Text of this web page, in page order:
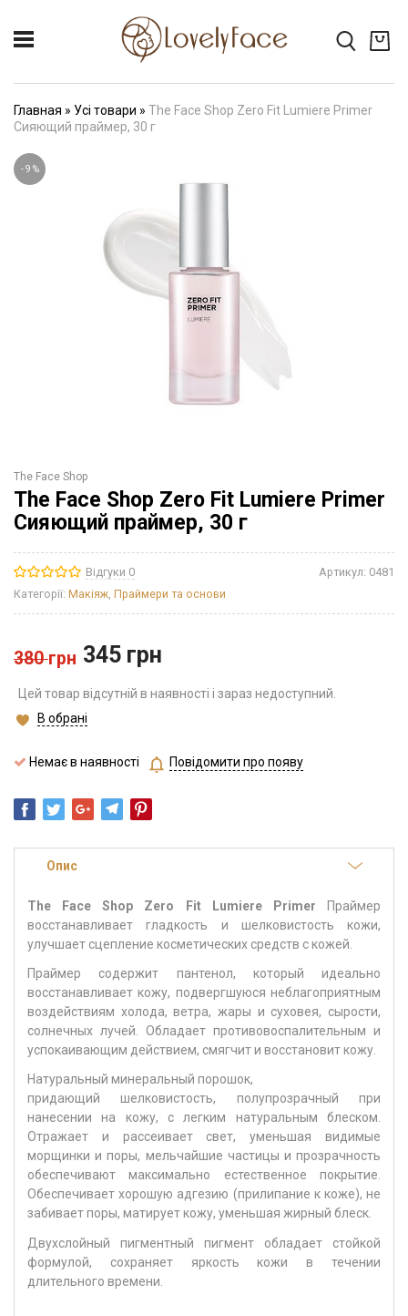
Главная » Усі товари » The Face Shop Zero Fit Lumiere Primer
Сияющий праймер, 30 г
-9 %
The Face Shop
The Face Shop Zero Fit Lumiere Primer
Сияющий праймер, 30 г
Відгуки 0 Артикул: 0481
Категорії: Макіяж, Праймери та основи
380грн 345 грн
Цей товар відсутній в наявності і зараз недоступний.
В обрані
Немає в наявності Повідомити про появу
Опис
The Face Shop Zero Fit Lumiere Primer
Праймер
восстанавливает гладкость и шелковистость кожи,
улучшает сцепление косметических средств с кожей.
Праймер содержит пантенол, который идеально
восстанавливает кожу, подвергшуюся неблагоприятным
воздействиям холода, ветра, жары и суховея, сырости,
солнечных лучей. Обладает противовоспалительным и
успокаивающим действием, смягчит и восстановит кожу.
Натуральный минеральный порошок,
придающий шелковистость, полупрозрачный при
нанесении на кожу, с легким натуральным блеском.
Отражает и рассеивает свет, уменьшая видимые
морщинки и поры, мельчайшие частицы и прозрачность
обеспечивают максимально естественное покрытие.
Обеспечивает хорошую адгезию (прилипание к коже), не
забивает поры, матирует кожу, уменьшая жирный блеск.
Двухслойный пигментный пигмент обладает стойкой
формулой, сохраняет яркость кожи в течении
длительного времени.